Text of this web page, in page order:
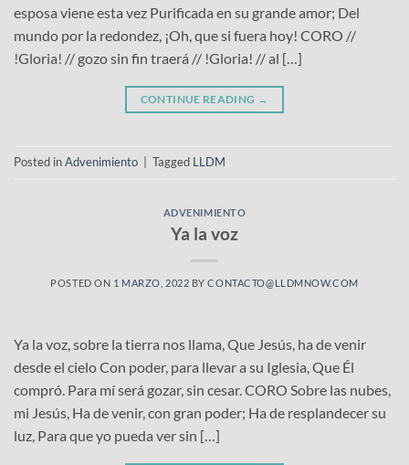
esposa viene esta vez Purificada en su grande amor; Del
mundo por la redondez, ¡Oh, que si fuera hoy! CORO //
!Gloria! // gozo sin fin traerá // !Gloria! // al […]
CONTINUE READING →
Posted inAdvenimiento Tagged LLDM
ADVENIMIENTO
Ya la voz
POSTED ON 1 MARZO, 2022 BYCONTACTO@LLDMNOW.COM
Ya la voz, sobre la tierra nos llama, Que Jesús, ha de venir
desde el cielo Con poder, para llevar a su Iglesia, Que Él
compró. Para mí será gozar, sin cesar. CORO Sobre las nubes,
mi Jesús, Ha de venir, con gran poder; Ha de resplandecer su
luz, Para que yo pueda ver sin […]